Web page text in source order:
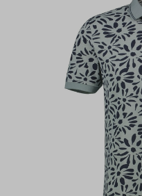
Menger
Mode